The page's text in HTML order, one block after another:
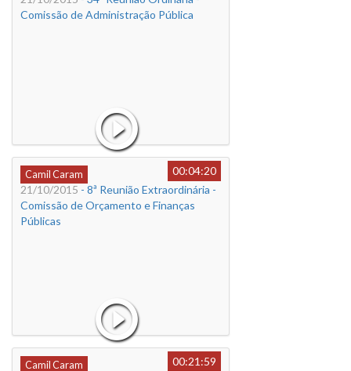
Comissão de Administração Pública
Camil Caram
00:04:20
21/10/2015 - 8ª Reunião Extraordinária -
Comissão de Orçamento e Finanças
Públicas
Camil Caram
00:21:59